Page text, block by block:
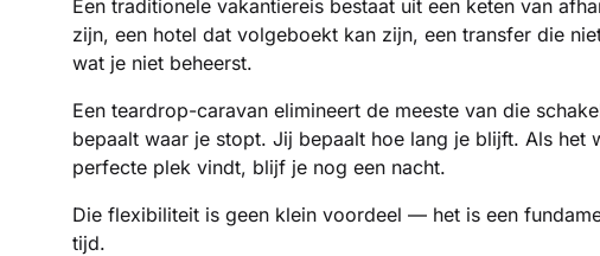
Een traditionele vakantiereis bestaat uit een keten van
zijn, een hotel dat volgeboekt kan zijn, een transfer die
wat je niet beheerst.
Een teardrop-caravan elimineert de meeste van die
bepaalt waar je stopt. Jij bepaalt hoe lang je blijft. Als het
perfecte plek vindt, blijf je nog een nacht.
Die flexibiliteit is geen klein voordeel — het is een
tijd.